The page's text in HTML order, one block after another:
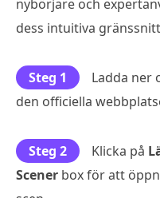
nybörjare och
dess intuitiva
Steg 1
Ladda ner
den officiella
Steg 2 Klicka på
Scener box för att